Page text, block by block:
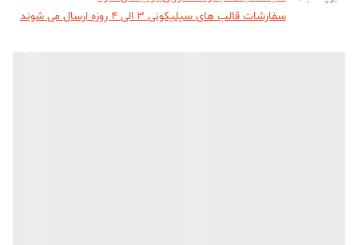
سفارشات قالب های سیلیکونی 3 الی 4 روزه ارسال می شوند